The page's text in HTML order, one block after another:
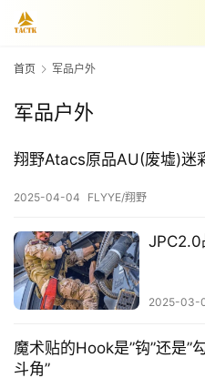
首页 军品户外
军品户外
翔野Atacs原品AU(废墟)迷
2025-04-04 FLYYE/翔野
JPC2.0
2025-03-
魔术贴的Hook是”钩”还是”
斗角”